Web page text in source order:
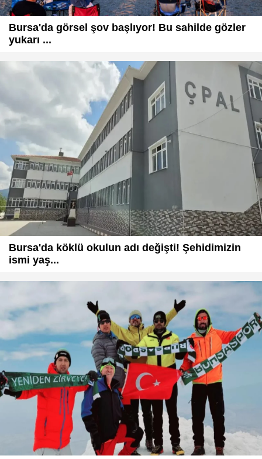
Bursa'da görsel şov başlıyor! Bu sahilde gözler
yukarı ...
Bursa'da köklü okulun adı değişti! Şehidimizin
ismi yaş...